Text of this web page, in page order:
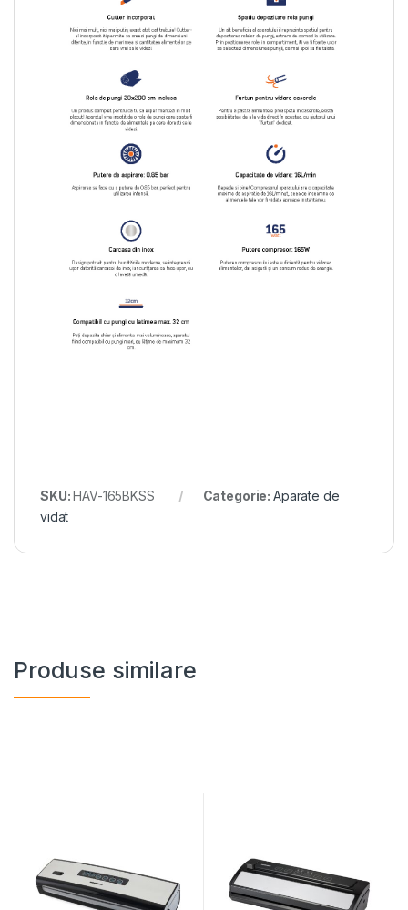
SKU:HAV-165BKSS Categorie: Aparate de
vidat
Produse similare